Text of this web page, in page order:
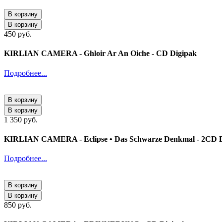
В корзину
В корзину
450 руб.
KIRLIAN CAMERA - Ghloir Ar An Oiche - CD Digipak
Подробнее...
В корзину
В корзину
1 350 руб.
KIRLIAN CAMERA - Eclipse • Das Schwarze Denkmal - 2CD
Подробнее...
В корзину
В корзину
850 руб.